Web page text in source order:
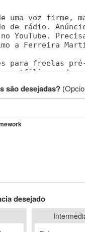
são desejadas?
desejado